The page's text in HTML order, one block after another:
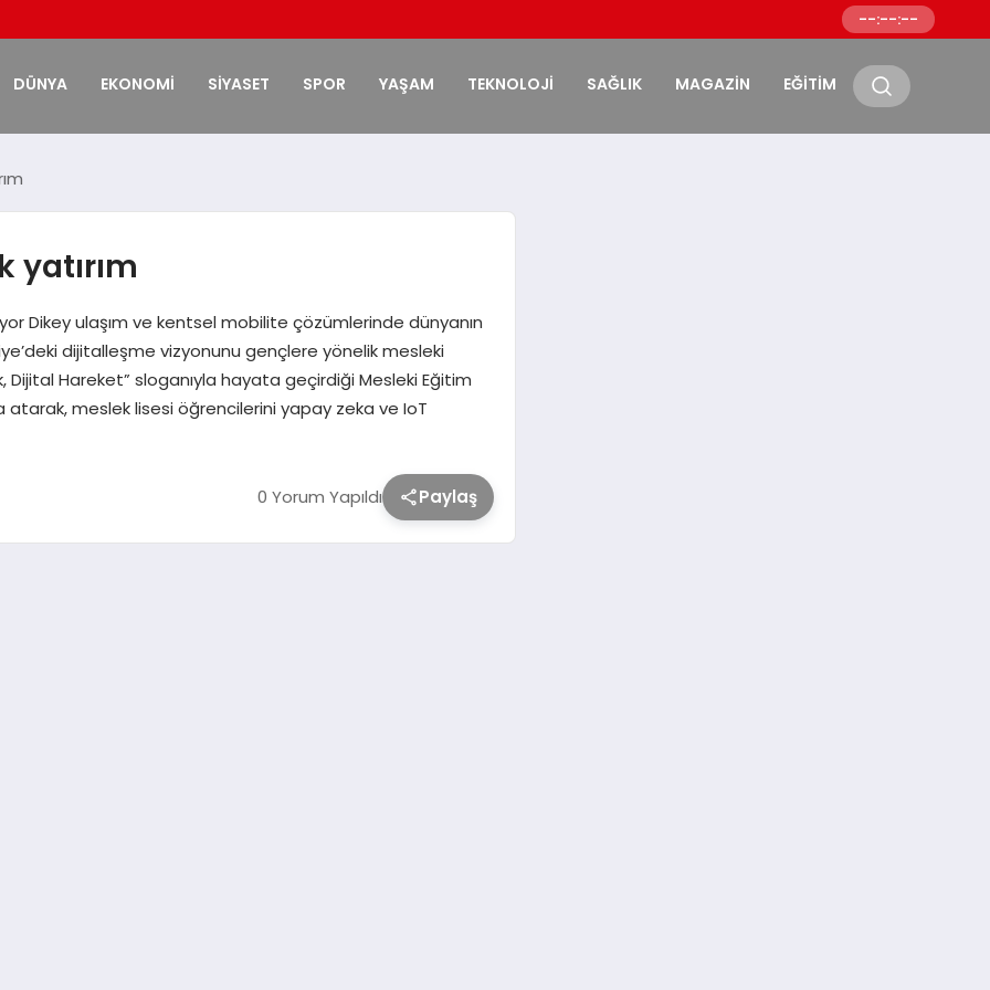
Yunanistan
--:--:--
DÜNYA EKONOMİ SİYASET SPOR YAŞAM TEKNOLOJİ SAĞLIK MAGAZİN EĞİTİM
yatırım
Dikey ulaşım ve kentsel mobilite çözümlerinde dünyanın
dijitalleşme vizyonunu gençlere yönelik mesleki
Dijital Hareket” sloganıyla hayata geçirdiği Mesleki Eğitim
atarak, meslek lisesi öğrencilerini yapay zeka ve IoT
0 Yorum Yapıldı Paylaş